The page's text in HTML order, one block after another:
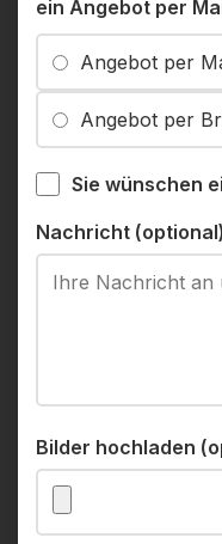
ein Angebot per
Angebot per
Angebot per
Sie wünschen
Nachricht (optional)
Bilder hochladen